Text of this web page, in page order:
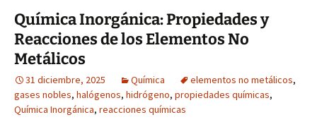
Química Inorgánica: Propiedades y
Reacciones de los Elementos No
Metálicos
31 diciembre, 2025 Química elementos no metálicos,
gases nobles, halógenos, hidrógeno, propiedades químicas,
Química Inorgánica, reacciones químicas